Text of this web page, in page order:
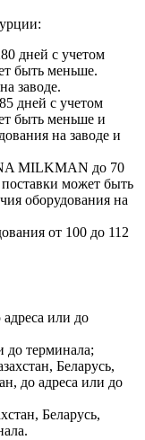
дней с учетом
быть меньше.
заводе.
дней с учетом
быть меньше и
на заводе и
MILKMAN до 70
может быть
оборудования на
от 100 до 112
или до
до терминала;
Беларусь,
до адреса или до
Беларусь,